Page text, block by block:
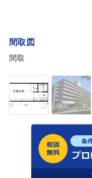
間取図
間取